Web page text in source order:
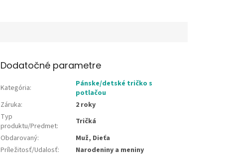
Dodatočné parametre
Kategória:
Pánske/detské tričko s
potlačou
Záruka:
2 roky
Typ
produktu/Predmet:
Tričká
Obdarovaný:
Muž, Dieťa
Príležitosť/Udalosť:
Narodeniny a meniny